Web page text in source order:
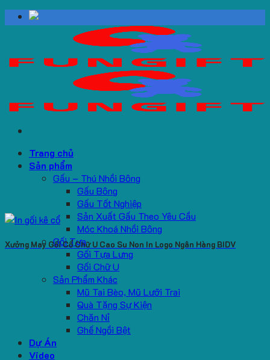
Skip
to
Trang chủ
Sản phẩm
Gấu – Thú Nhồi Bông
Gấu Bông
Gấu Tốt Nghiệp
Sản Xuất Gấu Theo Yêu Cầu
Móc Khoá Nhồi Bông
Gối Tựa
Gối Tựa Lưng
Gối Chữ U
Sản Phẩm Khác
Mũ Tai Bèo, Mũ Lưỡi Trai
Quà Tặng Sự Kiện
Chăn Nỉ
Ghế Ngồi Bệt
Dự Án
Video
Xưởng May Gối Cổ Chữ U Cao Su Non In Logo Ngân Hàng BIDV